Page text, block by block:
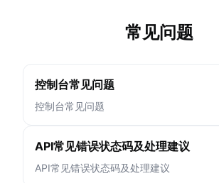
常见问题
控制台常见问题
控制台常见问题
API常见错误状态码及处理建议
API常见错误状态码及处理建议